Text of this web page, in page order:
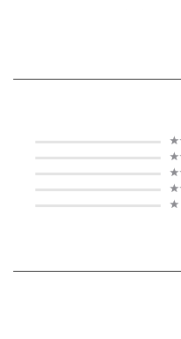
و بسیاری از تنظیمات مربوط
برای مالکان خودروهای
جابه‌جایی دسترسی داشته
مدیریت کاربران، ارتباط